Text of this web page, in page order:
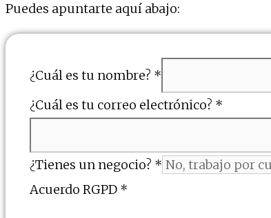
Puedes apuntarte aquí abajo:
¿Cuál es tu nombre? *
¿Cuál es tu correo electrónico? *
¿Tienes un negocio? *
Acuerdo RGPD *